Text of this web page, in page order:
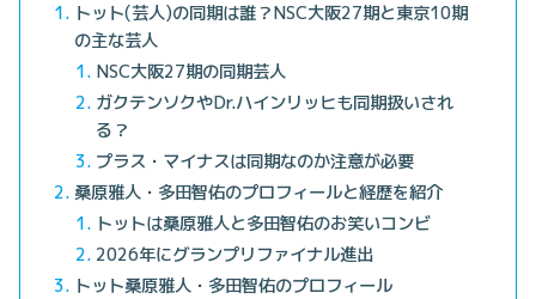
トット(芸人)の同期は誰？NSC大阪27期と東京10期
の主な芸人
NSC大阪27期の同期芸人
ガクテンソクやDr.ハインリッヒも同期扱いされ
る？
プラス・マイナスは同期なのか注意が必要
桑原雅人・多田智佑のプロフィールと経歴を紹介
トットは桑原雅人と多田智佑のお笑いコンビ
2026年にグランプリファイナル進出
トット桑原雅人・多田智佑のプロフィール